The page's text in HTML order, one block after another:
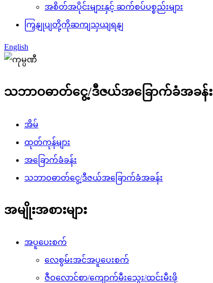
အစိတ်အပိုင်းများနှင့် ဆက်စပ်ပစ္စည်းများ
ကြှနျုပျတို့ကိုဆကျသှယျရနျ
English
သဘာဝဓာတ်ငွေ့/ဒီဇယ်အခြောက်ခံအခန်း
အိမ်
ထုတ်ကုန်များ
အခြောက်ခံခန်း
သဘာဝဓာတ်ငွေ့/ဒီဇယ်အခြောက်ခံအခန်း
အမျိုးအစားများ
အပူပေးစက်
လေစွမ်းအင်အပူပေးစက်
ဇီဝလောင်စာ/ကျောက်မီးသွေး/ထင်းမီးဖို